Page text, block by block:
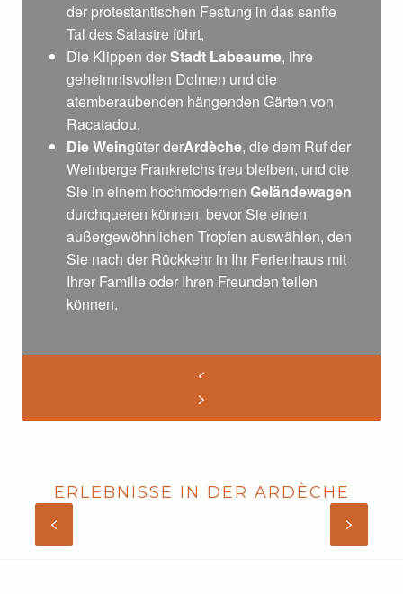
der protestantischen Festung in das sanfte
Tal des Salastre führt,
Die Klippen derStadt Labeaume, ihre
geheimnisvollen Dolmen und die
atemberaubenden hängenden Gärten von
Racatadou.
Die Weingüter derArdèche, die dem Ruf der
Weinberge Frankreichs treu bleiben, und die
Sie in einem hochmodernen Geländewagen
durchqueren können, bevor Sie einen
außergewöhnlichen Tropfen auswählen, den
Sie nach der Rückkehr in Ihr Ferienhaus mit
Ihrer Familie oder Ihren Freunden teilen
können.
ERLEBNISSE IN DER ARDÈCHE
GRUPPENUNTERKÜNFTE IN DER
ARDÈCHE